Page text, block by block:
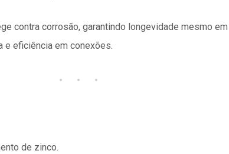
contra corrosão, garantindo longevidade mesmo
e eficiência em conexões.
de zinco.